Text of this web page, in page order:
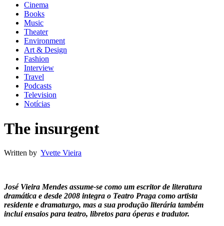
Cinema
Books
Music
Theater
Environment
Art & Design
Fashion
Interview
Travel
Podcasts
Television
Notícias
The insurgent
Written by Yvette Vieira
José Vieira Mendes assume-se como um escritor de literatura
dramática e desde 2008 integra o Teatro Praga como artista
residente e dramaturgo, mas a sua produção literária também
inclui ensaios para teatro, libretos para óperas e tradutor.